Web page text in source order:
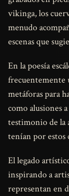
vikinga, los
menudo
escenas que
En la poesía
frecuentemente
metáforas para
como alusiones
testimonio de la
tenían por estos
El legado
inspirando a
representan en